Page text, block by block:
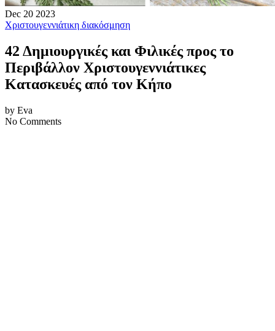
Dec 20 2023
Χριστουγεννιάτικη διακόσμηση
42 Δημιουργικές και Φιλικές προς το
Περιβάλλον Χριστουγεννιάτικες
Κατασκευές από τον Κήπο
by Eva
No Comments